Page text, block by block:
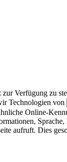
Verfügung zu
Technologien von
Online-
aufruft. Dies